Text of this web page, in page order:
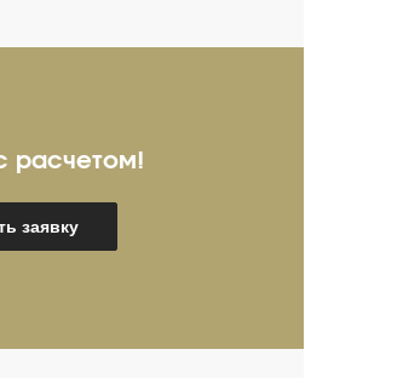
расчетом!
заявку